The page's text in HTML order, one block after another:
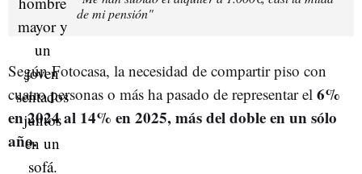
de mi pensión"
Según Fotocasa, la necesidad de compartir piso con
cuatro personas o más ha pasado de representar el 6%
en 2024 al 14% en 2025, más del doble en un sólo
año.